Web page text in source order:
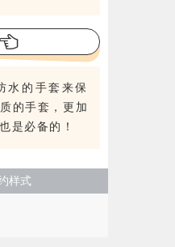
水的手套来保
的手套，更加
是必备的！
样式